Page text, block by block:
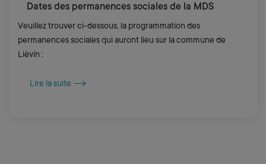
Dates des permanences sociales de la MDS
Veuillez trouver ci-dessous, la programmation des
permanences sociales qui auront lieu sur la commune de
Liévin :
Lire la suite